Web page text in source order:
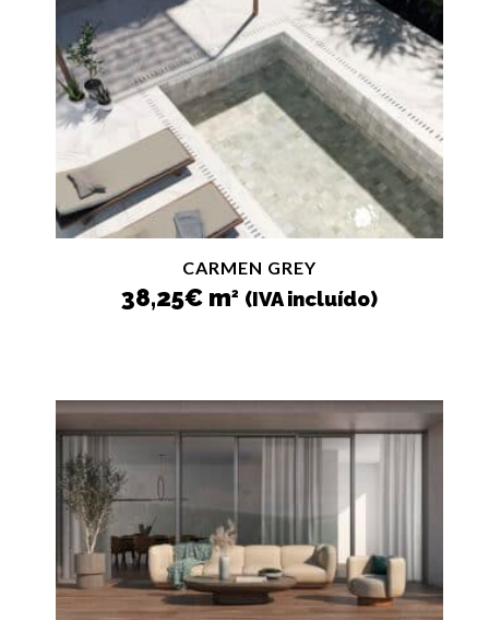
CARMEN GREY
38,25€ m2 (IVA incluído)